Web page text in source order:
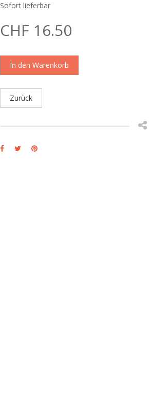
Sofort lieferbar
CHF 16.50
In den Warenkorb
Zurück